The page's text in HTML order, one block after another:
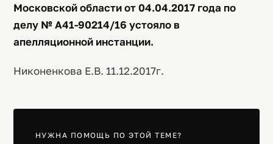
Московской области от 04.04.2017 года по
делу № А41-90214/16 устояло в
апелляционной инстанции.
Никоненкова Е.В. 11.12.2017г.
НУЖНА ПОМОЩЬ ПО ЭТОЙ ТЕМЕ?